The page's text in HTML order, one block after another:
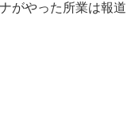
がやった所業は報道